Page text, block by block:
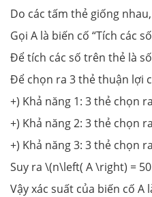
Do các tấm thẻ giống
Gọi A là biến cố “Tích các
Để tích các số trên thẻ là
Để chọn ra 3 thẻ thuận lợi
+) Khả năng 1: 3 thẻ chọn
+) Khả năng 2: 3 thẻ chọn
+) Khả năng 3: 3 thẻ chọn
Suy ra \(n\left( A \right) = 50
Vậy xác suất của biến cố